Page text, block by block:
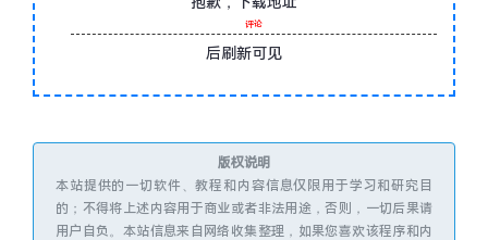
评论
后刷新可见
版权说明
本站提供的一切软件、教程和内容信息仅限用于学习和研究目
的；不得将上述内容用于商业或者非法用途，否则，一切后果请
用户自负。本站信息来自网络收集整理，如果您喜欢该程序和内